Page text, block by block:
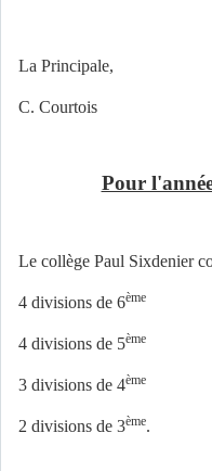
La Principale,
C. Courtois
Pour
Le collège Paul Sixdenier
4 divisions de 6ème
4 divisions de 5ème
3 divisions de 4ème
2 divisions de 3ème.